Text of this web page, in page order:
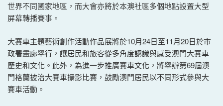
世界不同國家地區，而大會亦將於本澳社區多個地點設置大型
屏幕轉播賽事。
大賽車主題藝術創作活動作品展將於10月24日至11月20日於市
政署畫廊舉行，讓居民和旅客從多角度認識與感受澳門大賽車
歷史和文化。此外，為進一步推廣賽車文化，將舉辦第69屆澳
門格蘭披治大賽車攝影比賽，鼓勵澳門居民以不同形式參與大
賽車活動。